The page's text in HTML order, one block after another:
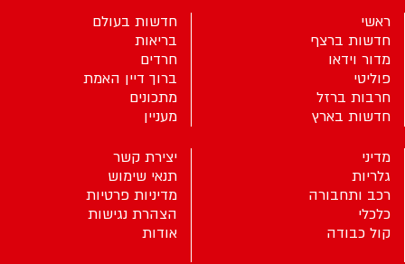
ראשי
חדשות ברצף
מדור וידאו
פוליטי
חרבות ברזל
חדשות בארץ
חדשות בעולם
בריאות
חרדים
ברוך דיין האמת
מתכונים
מעניין
מדיני
גלריות
רכב ותחבורה
כלכלי
קול כבודה
יצירת קשר
תנאי שימוש
מדיניות פרטיות
הצהרת נגישות
אודות